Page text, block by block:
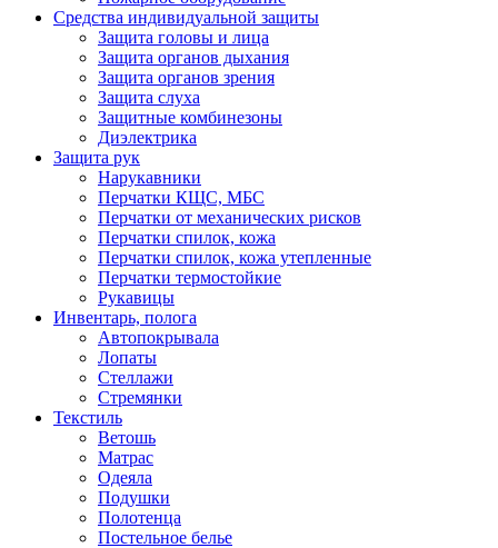
Средства индивидуальной защиты
Защита головы и лица
Защита органов дыхания
Защита органов зрения
Защита слуха
Защитные комбинезоны
Диэлектрика
Защита рук
Нарукавники
Перчатки КЩС, МБС
Перчатки от механических рисков
Перчатки спилок, кожа
Перчатки спилок, кожа утепленные
Перчатки термостойкие
Рукавицы
Инвентарь, полога
Автопокрывала
Лопаты
Стеллажи
Стремянки
Текстиль
Ветошь
Матрас
Одеяла
Подушки
Полотенца
Постельное белье